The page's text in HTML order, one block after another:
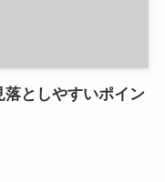
としやすいポイン